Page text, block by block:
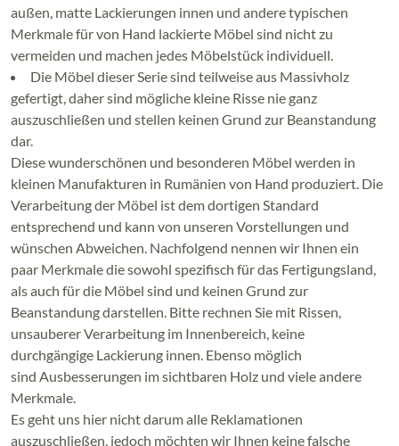
außen, matte Lackierungen innen und andere typischen
Merkmale für von Hand lackierte Möbel sind nicht zu
vermeiden und machen jedes Möbelstück individuell.
Die Möbel dieser Serie sind teilweise aus Massivholz
gefertigt, daher sind mögliche kleine Risse nie ganz
auszuschließen und stellen keinen Grund zur Beanstandung
dar.
Diese wunderschönen und besonderen Möbel werden in
kleinen Manufakturen in Rumänien von Hand produziert. Die
Verarbeitung der Möbel ist dem dortigen Standard
entsprechend und kann von unseren Vorstellungen und
wünschen Abweichen. Nachfolgend nennen wir Ihnen ein
paar Merkmale die sowohl spezifisch für das Fertigungsland,
als auch für die Möbel sind und keinen Grund zur
Beanstandung darstellen. Bitte rechnen Sie mit Rissen,
unsauberer Verarbeitung im Innenbereich, keine
durchgängige Lackierung innen. Ebenso möglich
sind Ausbesserungen im sichtbaren Holz und viele andere
Merkmale.
Es geht uns hier nicht darum alle Reklamationen
auszuschließen, jedoch möchten wir Ihnen keine falsche